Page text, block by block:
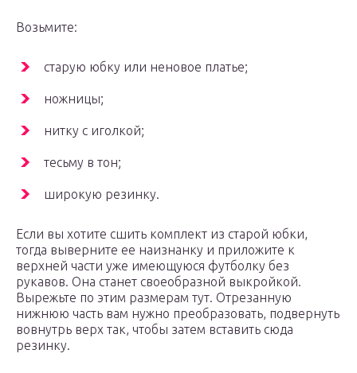
Возьмите:
старую юбку или неновое платье;
ножницы;
нитку с иголкой;
тесьму в тон;
широкую резинку.
Если вы хотите сшить комплект из старой юбки,
тогда выверните ее наизнанку и приложите к
верхней части уже имеющуюся футболку без
рукавов. Она станет своеобразной выкройкой.
Вырежьте по этим размерам тут. Отрезанную
нижнюю часть вам нужно преобразовать, подвернуть
вовнутрь верх так, чтобы затем вставить сюда
резинку.